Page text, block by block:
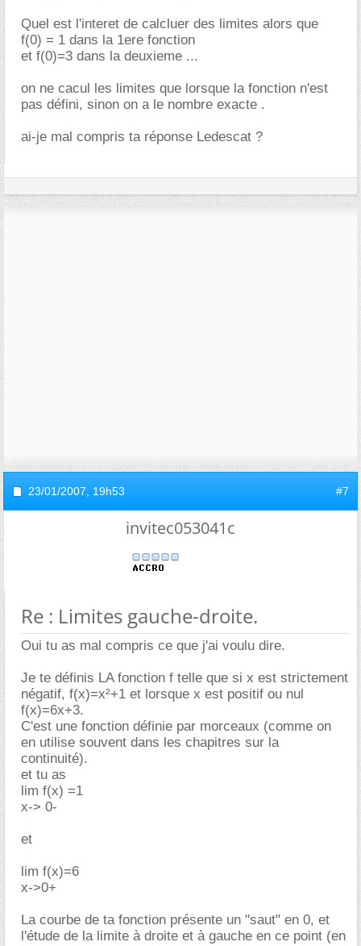
Quel est l'interet de calcluer des limites alors que
f(0) = 1 dans la 1ere fonction
et f(0)=3 dans la deuxieme ...
on ne cacul les limites que lorsque la fonction n'est
pas défini, sinon on a le nombre exacte .
ai-je mal compris ta réponse Ledescat ?
23/01/2007, 19h53 #7
invitec053041c
Re : Limites gauche-droite.
Oui tu as mal compris ce que j'ai voulu dire.
Je te définis LA fonction f telle que si x est strictement
négatif, f(x)=x²+1 et lorsque x est positif ou nul
f(x)=6x+3.
C'est une fonction définie par morceaux (comme on
en utilise souvent dans les chapitres sur la
continuité).
et tu as
lim f(x) =1
x-> 0-
et
lim f(x)=6
x->0+
La courbe de ta fonction présente un "saut" en 0, et
l'étude de la limite à droite et à gauche en ce point (en